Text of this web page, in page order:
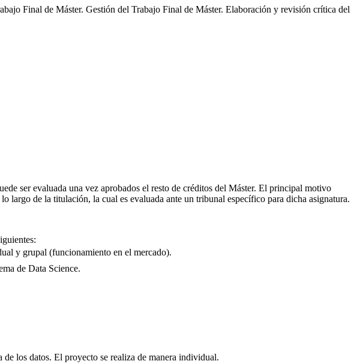
Final de Máster. Gestión del Trabajo Final de Máster. Elaboración y revisión crítica del
ser evaluada una vez aprobados el resto de créditos del Máster. El principal motivo
largo de la titulación, la cual es evaluada ante un tribunal específico para dicha asignatura.
y grupal (funcionamiento en el mercado).
de Data Science.
los datos. El proyecto se realiza de manera individual.